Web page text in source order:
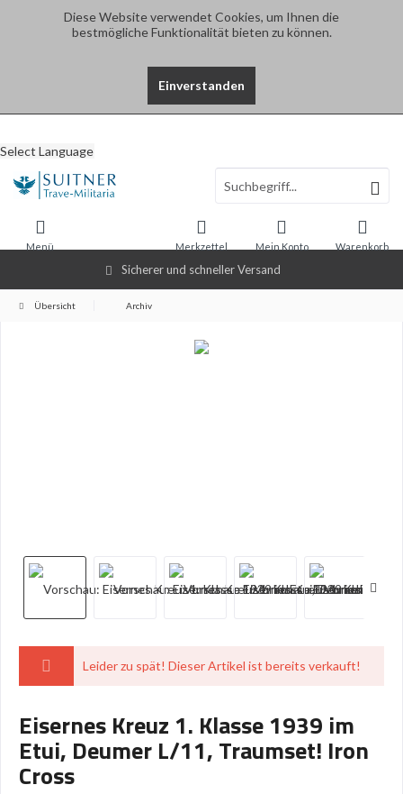
Diese Website verwendet Cookies, um Ihnen die
bestmögliche Funktionalität bieten zu können.
Einverstanden
Sicherer und schneller Versand
Select Language
Warenkorb
Merkzettel Mein Konto
Menü
Übersicht Archiv
Leider zu spät! Dieser Artikel ist bereits verkauft!
Eisernes Kreuz 1. Klasse 1939 im
Etui, Deumer L/11, Traumset! Iron
Cross